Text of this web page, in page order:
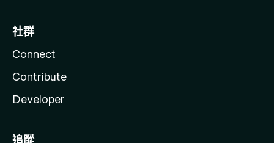
社群
Connect
Contribute
Developer
追蹤